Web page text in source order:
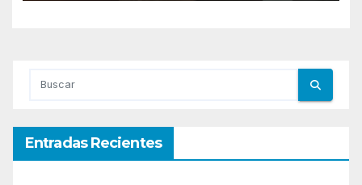
Entradas Recientes